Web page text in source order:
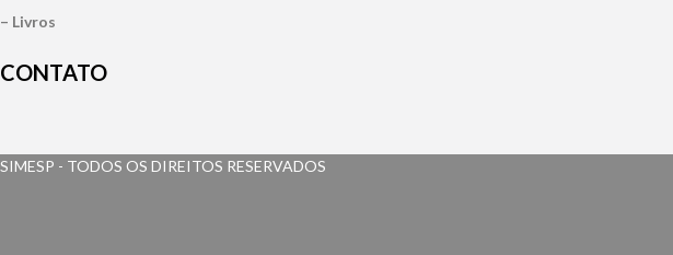
– Livros
CONTATO
SIMESP - TODOS OS DIREITOS RESERVADOS